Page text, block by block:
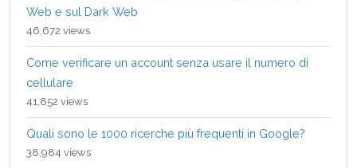
Web e sul Dark Web
46,672 views
Come verificare un account senza usare il numero di
cellulare
41,852 views
Quali sono le 1000 ricerche più frequenti in Google?
38,984 views